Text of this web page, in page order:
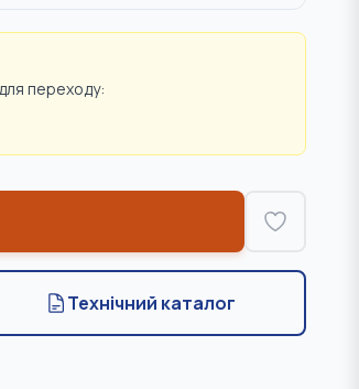
переходу:
Технічний каталог